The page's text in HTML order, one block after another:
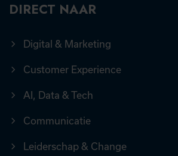
DIRECT NAAR
Digital & Marketing
Customer Experience
AI, Data & Tech
Communicatie
Leiderschap & Change